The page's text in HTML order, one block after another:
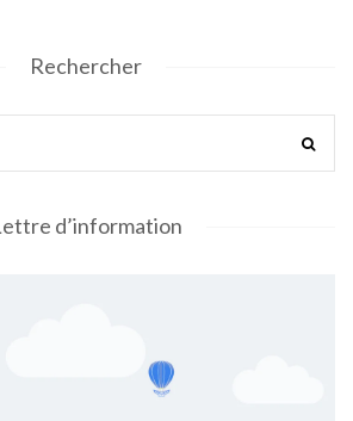
Rechercher
d’information